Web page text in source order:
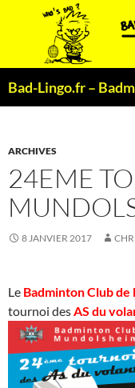
ARCHIVES
24EME
8 JANVIER 2017
Le Badminton Club
tournoi desAS du